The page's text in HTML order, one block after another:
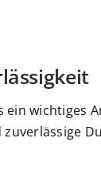
wichtiges